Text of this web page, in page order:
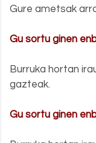
Gure ametsak
Gu sortu ginen
Burruka hortan
gazteak.
Gu sortu ginen